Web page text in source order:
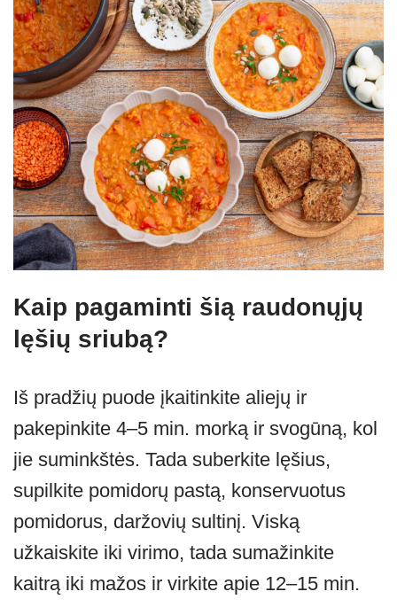
Kaip pagaminti šią raudonųjų
lęšių sriubą?
Iš pradžių puode įkaitinkite aliejų ir
pakepinkite 4–5 min. morką ir svogūną, kol
jie suminkštės. Tada suberkite lęšius,
supilkite pomidorų pastą, konservuotus
pomidorus, daržovių sultinį. Viską
užkaiskite iki virimo, tada sumažinkite
kaitrą iki mažos ir virkite apie 12–15 min.